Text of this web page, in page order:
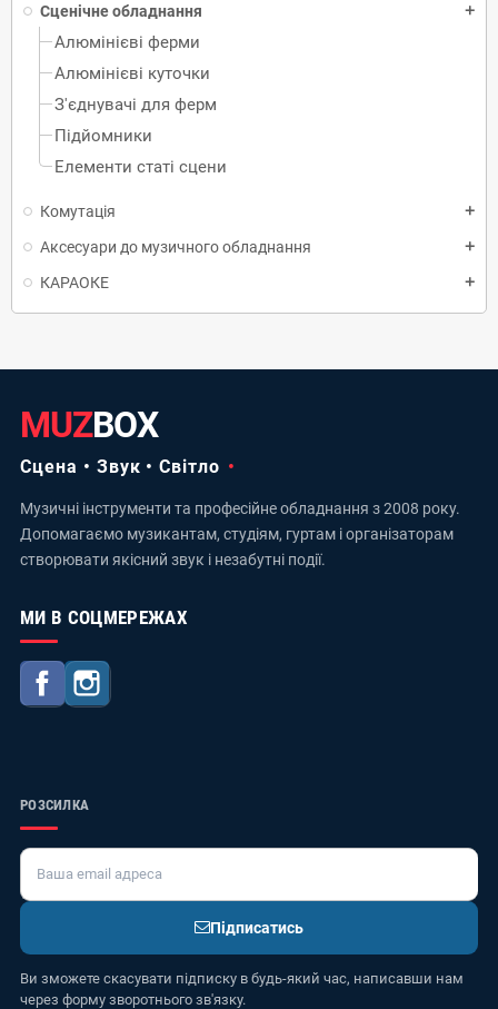
Сценічне обладнання add
Алюмінієві ферми
Алюмінієві куточки
З'єднувачі для ферм
Підйомники
Елементи статі сцени
Комутація add
Аксесуари до музичного обладнання add
КАРАОКЕ add
MUZBOX
Сцена • Звук • Світло
Музичні інструменти та професійне обладнання з 2008 року.
Допомагаємо музикантам, студіям, гуртам і організаторам
створювати якісний звук і незабутні події.
МИ В СОЦМЕРЕЖАХ
Facebook
РОЗСИЛКА
Підписатись
Ви зможете скасувати підписку в будь-який час, написавши нам
через форму зворотнього зв'язку.